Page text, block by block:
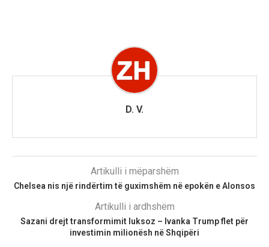
D. V.
Artikulli i mëparshëm
Chelsea nis një rindërtim të guximshëm në epokën e Alonsos
Artikulli i ardhshëm
Sazani drejt transformimit luksoz – Ivanka Trump flet për
investimin milionësh në Shqipëri